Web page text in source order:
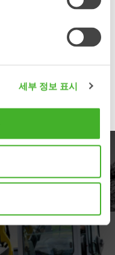
세부 정보 표시
동될 준비를 마친 재생